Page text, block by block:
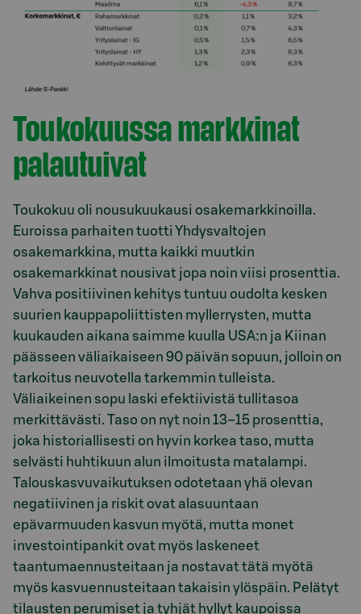
Toukokuussa markkinat
palautuivat
Toukokuu oli nousukuukausi osakemarkkinoilla.
Euroissa parhaiten tuotti Yhdysvaltojen
osakemarkkina, mutta kaikki muutkin
osakemarkkinat nousivat jopa noin viisi prosenttia.
Vahva positiivinen kehitys tuntuu oudolta kesken
suurien kauppapoliittisten myllerrysten, mutta
kuukauden aikana saimme kuulla USA:n ja Kiinan
päässeen väliaikaiseen 90 päivän sopuun, jolloin on
tarkoitus neuvotella tarkemmin tulleista.
Väliaikeinen sopu laski efektiivistä tullitasoa
merkittävästi. Taso on nyt noin 13–15 prosenttia,
joka historiallisesti on hyvin korkea taso, mutta
selvästi huhtikuun alun ilmoitusta matalampi.
Talouskasvuvaikutuksen odotetaan yhä olevan
negatiivinen ja riskit ovat alasuuntaan
epävarmuuden kasvun myötä, mutta monet
investointipankit ovat myös laskeneet
taantumaennusteitaan ja nostavat tätä myötä
myös kasvuennusteitaan takaisin ylöspäin. Pelätyt
tilausten perumiset ja tyhjät hyllyt kaupoissa